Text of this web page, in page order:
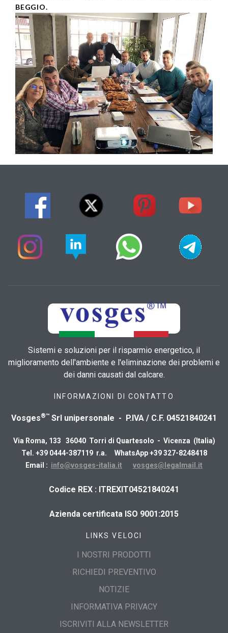
BEGGIO.
Sistemi e soluzioni per il risparmio energetico, il
miglioramento dell'ambiente e l'eliminazione dei problemi e
dei danni causati dal calcare.
INFORMAZIONI DI CONTATTO
Vosges®™ Srl unipersonale - P.IVA / C.F. 04521840241
Via Roma, 133 36040 Torri di Quartesolo - Vicenza (Italia)
Tel. +39 0444-387119 r.a. WhatsApp +39 327-8248418
Email : info@vosges-italia.it vosges@legalmail.it
​Codice REX : ITREXIT04521840241
Azienda certificata ISO 9001:2015
LINKS VELOCI
I NOSTRI PRODOTTI
RICHIEDI PREVENTIVO
NOTIZIE
INFORMATIVA PRIVACY
ISCRIVITI ALLA NEWSLETTER